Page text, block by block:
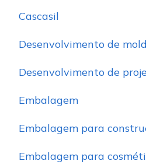
Cascasil
Desenvolvimento de
Desenvolvimento de
Embalagem
Embalagem para
Embalagem para